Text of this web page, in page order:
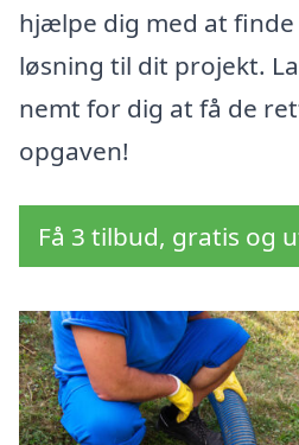
hjælpe dig med at
løsning til dit projekt.
nemt for dig at få de
opgaven!
Få 3 tilbud, gratis og